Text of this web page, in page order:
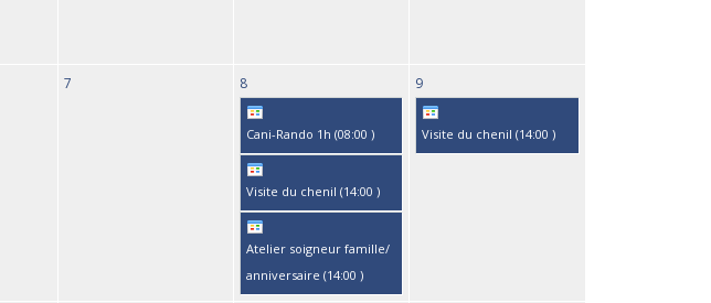
7 8
Cani-Rando 1h (08:00 )
Visite du chenil (14:00 )
Atelier soigneur famille/
anniversaire (14:00 )
9
Visite du chenil (14:00)